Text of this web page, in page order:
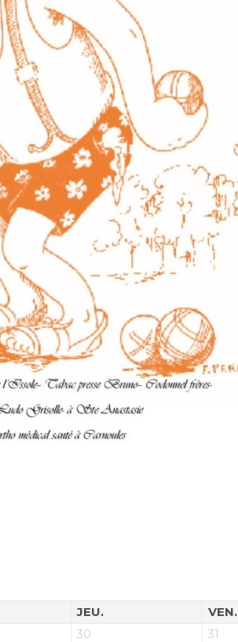
JEU. VEN.
30 31